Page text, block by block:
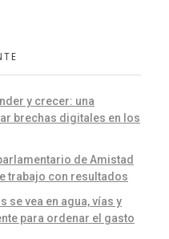
y crecer: una
brechas digitales en los
de Amistad
trabajo con resultados
se vea en agua, vías y
para ordenar el gasto